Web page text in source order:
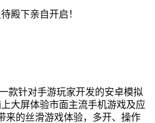
殿下亲自开启！
款针对手游玩家开发的安卓模拟
大屏体验市面主流手机游戏及应
来的丝滑游戏体验，多开、操作